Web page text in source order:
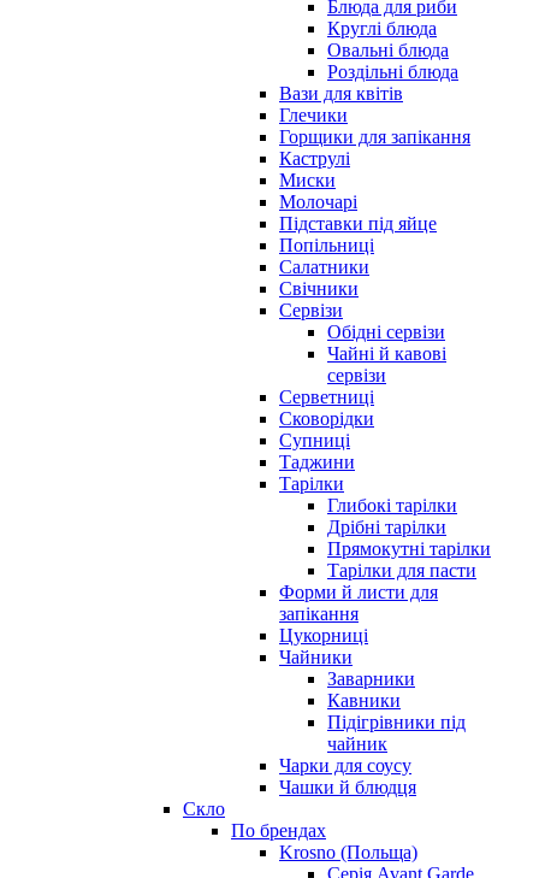
Блюда для риби
Круглі блюда
Овальні блюда
Роздільні блюда
Вази для квітів
Глечики
Горщики для запікання
Каструлі
Миски
Молочарі
Підставки під яйце
Попільниці
Салатники
Свічники
Сервізи
Обідні сервізи
Чайні й кавові
сервізи
Серветниці
Сковорідки
Супниці
Таджини
Тарілки
Глибокі тарілки
Дрібні тарілки
Прямокутні тарілки
Тарілки для пасти
Форми й листи для
запікання
Цукорниці
Чайники
Заварники
Кавники
Підігрівники під
чайник
Чарки для соусу
Чашки й блюдця
Скло
По брендах
Krosno (Польща)
Серія Avant Garde